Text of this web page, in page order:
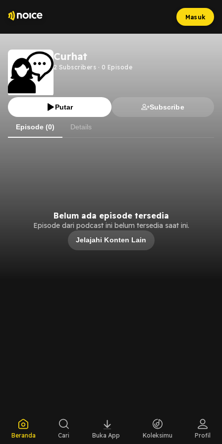
Masuk
Curhat
2 Subscribers · 0 Episode
Putar Subscribe
Episode (0) Details
Belum ada episode tersedia
Episode dari podcast ini belum tersedia saat ini.
Jelajahi Konten Lain
Beranda Cari Buka App Koleksimu Profil